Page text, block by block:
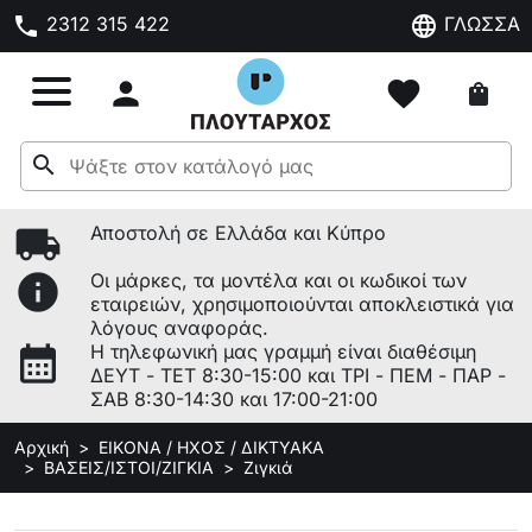
phone 2312 315 422 language ΓΛΩΣΣΑ
 favorite shopping_bag
search
local_shipping Αποστολή σε Ελλάδα και Κύπρο
info
Οι μάρκες, τα μοντέλα και οι κωδικοί των
εταιρειών, χρησιμοποιούνται αποκλειστικά για
λόγους αναφοράς.
calendar_month
Η τηλεφωνική μας γραμμή είναι διαθέσιμη
ΔΕΥΤ - ΤΕΤ 8:30-15:00 και ΤΡΙ - ΠΕΜ - ΠΑΡ -
ΣΑΒ 8:30-14:30 και 17:00-21:00
Αρχική
ΕΙΚΟΝΑ / ΗΧΟΣ / ΔΙΚΤΥΑΚΑ
ΒΑΣΕΙΣ/ΙΣΤΟΙ/ΖΙΓΚΙΑ
Ζιγκιά